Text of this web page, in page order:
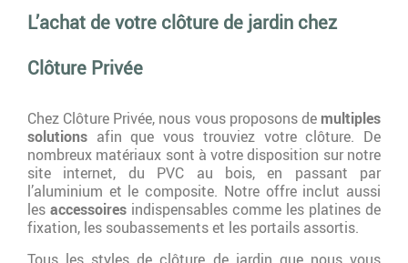
L’achat de votre clôture de jardin chez
Clôture Privée
Chez Clôture Privée, nous vous proposons de multiples
solutions afin que vous trouviez votre clôture. De
nombreux matériaux sont à votre disposition sur notre
site internet, du PVC au bois, en passant par
l’aluminium et le composite. Notre offre inclut aussi
les accessoires indispensables comme les platines de
fixation, les soubassements et les portails assortis.